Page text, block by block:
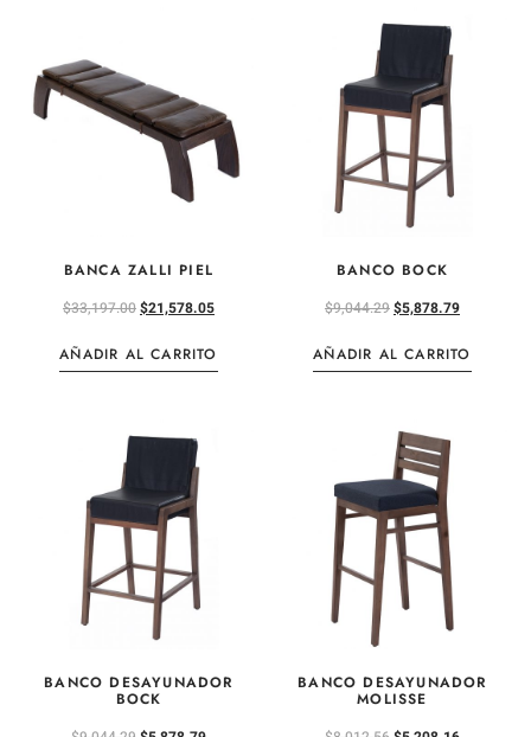
BANCA ZALLI PIEL
$33,197.00$21,578.05
AÑADIR AL CARRITO
BANCO BOCK
$9,044.29$5,878.79
AÑADIR AL CARRITO
BANCO DESAYUNADOR
BOCK
BANCO DESAYUNADOR
MOLISSE